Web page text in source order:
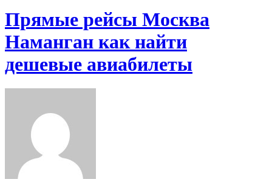
Прямые рейсы Москва
Наманган как найти
дешевые авиабилеты